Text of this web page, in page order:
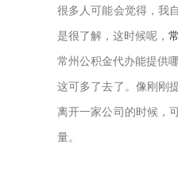
很多人可能会觉得，我
是很了解，这时候呢，
常州公积金代办能提供
这可多了去了。像刚刚
离开一家公司的时候，
量。